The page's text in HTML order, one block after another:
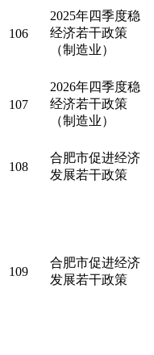
106
2025年四季度稳
经济若干政策
（制造业）
107
2026年四季度稳
经济若干政策
（制造业）
108
合肥市促进经济
发展若干政策
109
合肥市促进经济
发展若干政策